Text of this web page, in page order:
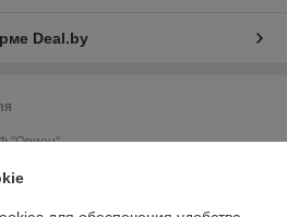
Deal.by
"Орион"